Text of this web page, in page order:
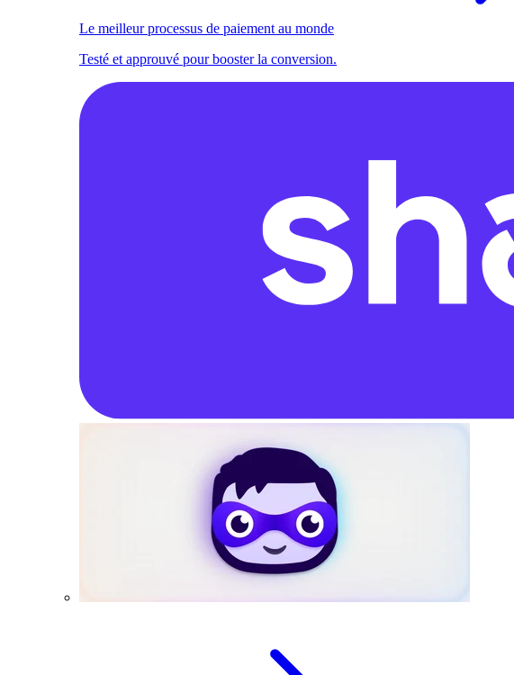
Le meilleur processus de paiement au monde
Testé et approuvé pour booster la conversion.